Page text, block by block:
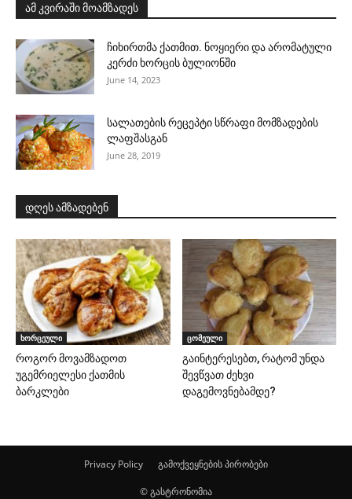
ამ კვირაში მოამზადეს
ჩიხირთმა ქათმით. ნოყიერი და არომატული
კერძი ხორცის ბულიონში
June 14, 2023
სალათების რეცეპტი სწრაფი მომზადების
ლაფშასგან
June 28, 2019
დღეს ამზადებენ
ხორცეული
როგორ მოვამზადოთ
უგემრიელესი ქათმის
ბარკლები
ცომეული
გაინტერესებთ, რატომ უნდა
შევწვათ ძეხვი
დაგემოვნებამდე?
Privacy Policy გამოქვეყნების პირობები
© გასტრონომია